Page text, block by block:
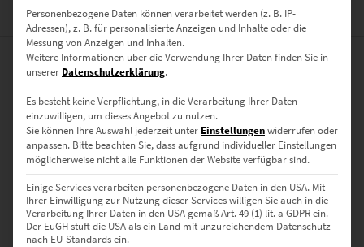
BEWERTUNGEN (0)
0 0Bewertungen
Personenbezogene Daten können verarbeitet werden (z. B. IP-
Adressen), z. B. für personalisierte Anzeigen und Inhalte oder die
Messung von Anzeigen und Inhalten.
Weitere Informationen über die Verwendung Ihrer Daten finden Sie in
unserer Datenschutzerklärung.
Es besteht keine Verpflichtung, in die Verarbeitung Ihrer Daten
einzuwilligen, um dieses Angebot zu nutzen.
Sie können Ihre Auswahl jederzeit unter Einstellungenwiderrufen oder
anpassen. Bitte beachten Sie, dass aufgrund individueller Einstellungen
möglicherweise nicht alle Funktionen der Website verfügbar sind.
Einige Services verarbeiten personenbezogene Daten in den USA. Mit
Ihrer Einwilligung zur Nutzung dieser Services willigen Sie auch in die
Verarbeitung Ihrer Daten in den USA gemäß Art. 49 (1) lit. a GDPR ein.
Der EuGH stuft die USA als ein Land mit unzureichendem Datenschutz
nach EU-Standards ein.